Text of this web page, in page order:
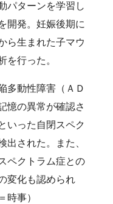
パターンを学習し
開発。妊娠後期に
ら生まれた子マウ
を行った。
多動性障害（ＡＤ
憶の異常が確認さ
いった自閉スペク
出された。また、
ペクトラム症との
変化も認められ
時事）